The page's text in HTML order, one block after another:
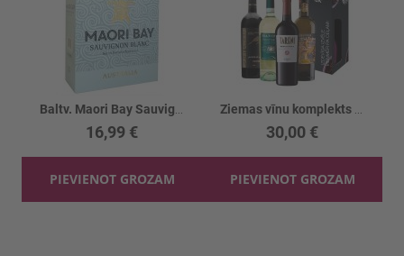
16,99 €
PIEVIENOT GROZAM
30,00 €
PIEVIENOT GROZAM